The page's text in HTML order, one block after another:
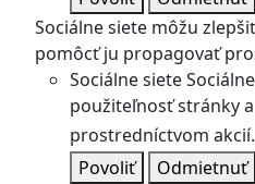
Sociálne siete môžu
pomôcť ju propagovať
Sociálne siete
použiteľnosť stránky
prostredníctvom akcií.
Povoliť
Odmietnuť